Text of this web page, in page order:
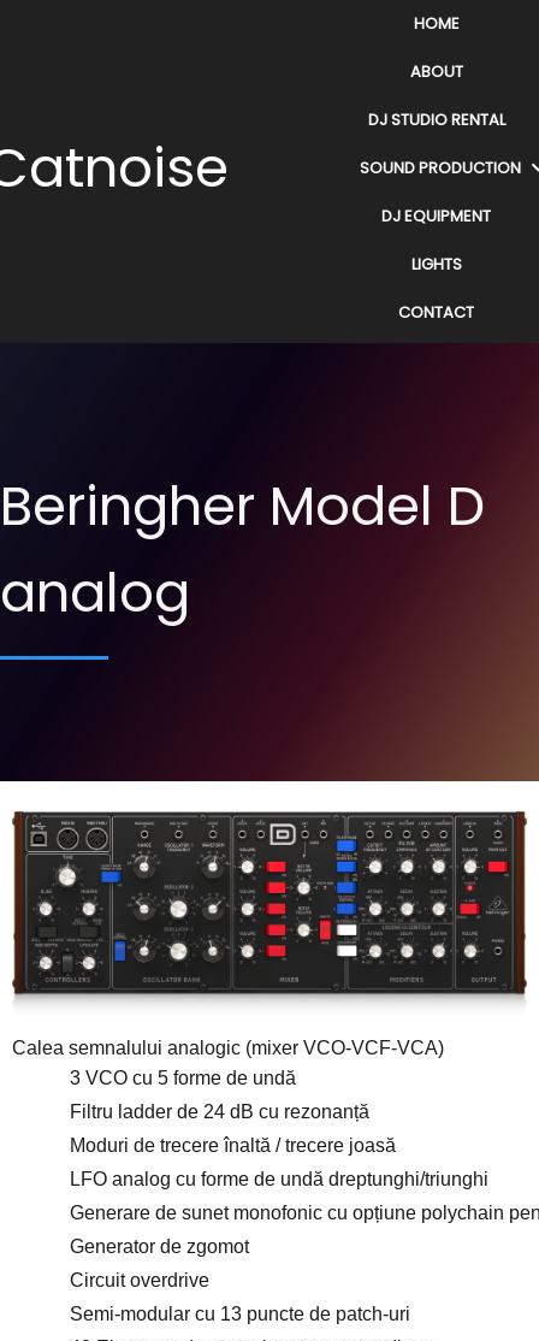
HOME
ABOUT
DJ STUDIO RENTAL
SOUND PRODUCTION
DJ EQUIPMENT
LIGHTS
CONTACT
Beringher Model D
analog
Calea semnalului analogic (mixer VCO-VCF-VCA)
3 VCO cu 5 forme de undă
Filtru ladder de 24 dB cu rezonanță
Moduri de trecere înaltă / trecere joasă
LFO analog cu forme de undă dreptunghi/triunghi
Generare de sunet monofonic cu opțiune polychain
Generator de zgomot
Circuit overdrive
Semi-modular cu 13 puncte de patch-uri